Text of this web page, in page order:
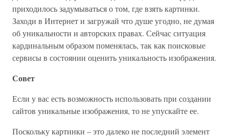
приходилось задумываться о том, где взять картинки.
Заходи в Интернет и загружай что душе угодно, не думая
об уникальности и авторских правах. Сейчас ситуация
кардинальным образом поменялась, так как поисковые
сервисы в состоянии оценить уникальность изображения.
Совет
Если у вас есть возможность использовать при создании
сайтов уникальные изображения, то не упускайте ее.
Поскольку картинки – это далеко не последний элемент